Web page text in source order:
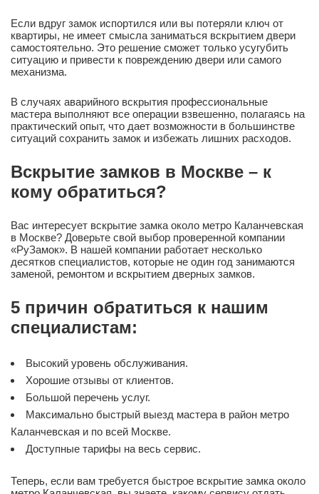
Если вдруг замок испортился или вы потеряли ключ от
квартиры, не имеет смысла заниматься вскрытием двери
самостоятельно. Это решение сможет только усугубить
ситуацию и привести к повреждению двери или самого
механизма.
В случаях аварийного вскрытия профессиональные
мастера выполняют все операции взвешенно, полагаясь на
практический опыт, что дает возможности в большинстве
ситуаций сохранить замок и избежать лишних расходов.
Вскрытие замков в Москве – к
кому обратиться?
Вас интересует вскрытие замка около метро Каланчевская
в Москве? Доверьте свой выбор проверенной компании
«РуЗамок». В нашей компании работает несколько
десятков специалистов, которые не один год занимаются
заменой, ремонтом и вскрытием дверных замков.
5 причин обратиться к нашим
специалистам:
Высокий уровень обслуживания.
Хорошие отзывы от клиентов.
Большой перечень услуг.
Максимально быстрый выезд мастера в район метро
Каланчевская и по всей Москве.
Доступные тарифы на весь сервис.
Теперь, если вам требуется быстрое вскрытие замка около